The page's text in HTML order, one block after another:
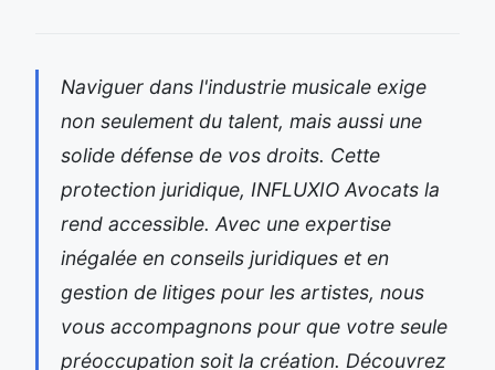
Naviguer dans l'industrie musicale exige
non seulement du talent, mais aussi une
solide défense de vos droits. Cette
protection juridique, INFLUXIO Avocats la
rend accessible. Avec une expertise
inégalée en conseils juridiques et en
gestion de litiges pour les artistes, nous
vous accompagnons pour que votre seule
préoccupation soit la création. Découvrez